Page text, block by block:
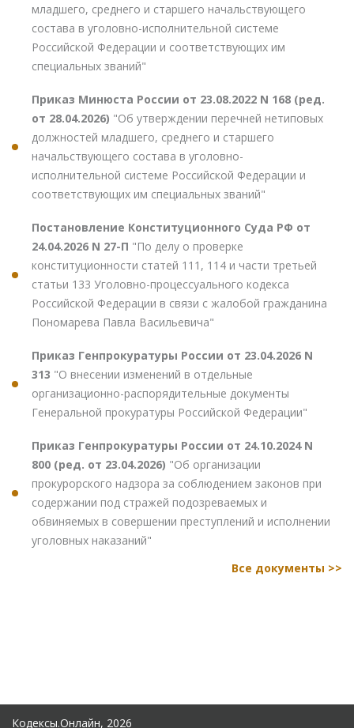
младшего, среднего и старшего начальствующего
состава в уголовно-исполнительной системе
Российской Федерации и соответствующих им
специальных званий"
Приказ Минюста России от 23.08.2022 N 168 (ред.
от 28.04.2026) "Об утверждении перечней нетиповых
должностей младшего, среднего и старшего
начальствующего состава в уголовно-
исполнительной системе Российской Федерации и
соответствующих им специальных званий"
Постановление Конституционного Суда РФ от
24.04.2026 N 27-П "По делу о проверке
конституционности статей 111, 114 и части третьей
статьи 133 Уголовно-процессуального кодекса
Российской Федерации в связи с жалобой гражданина
Пономарева Павла Васильевича"
Приказ Генпрокуратуры России от 23.04.2026 N
313 "О внесении изменений в отдельные
организационно-распорядительные документы
Генеральной прокуратуры Российской Федерации"
Приказ Генпрокуратуры России от 24.10.2024 N
800 (ред. от 23.04.2026) "Об организации
прокурорского надзора за соблюдением законов при
содержании под стражей подозреваемых и
обвиняемых в совершении преступлений и исполнении
уголовных наказаний"
Все документы >>
Кодексы.Онлайн, 2026